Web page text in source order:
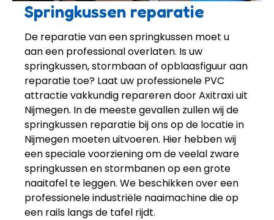
Springkussen reparatie
De reparatie van een springkussen moet u
aan een professional overlaten. Is uw
springkussen, stormbaan of opblaasfiguur aan
reparatie toe? Laat uw professionele PVC
attractie vakkundig repareren door Axitraxi uit
Nijmegen. In de meeste gevallen zullen wij de
springkussen reparatie bij ons op de locatie in
Nijmegen moeten uitvoeren. Hier hebben wij
een speciale voorziening om de veelal zware
springkussen en stormbanen op een grote
naaitafel te leggen. We beschikken over een
professionele industriële naaimachine die op
een rails langs de tafel rijdt.